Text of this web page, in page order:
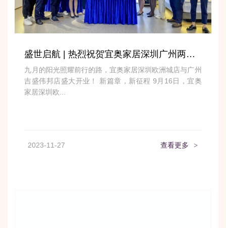
盛世启航 | 热烈祝贺宜奥家居深圳广州两店隆重开业
九月的阳光照耀前行的路，宜奥家居深圳欧洲城店与广州
吉盛伟邦店盛大开业！ 新篇章，新征程 9月16日，宜奥
家居深圳欧...
2023-11-27 查看更多 >